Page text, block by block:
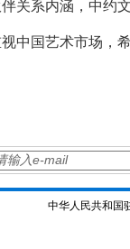
关系内涵，中约
中国艺术市场，
中华人民共和国